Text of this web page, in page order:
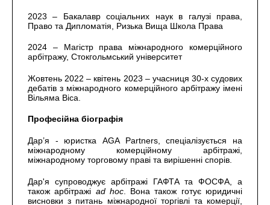
2023 – Бакалавр соціальних наук в галузі права,
Право та Дипломатія, Ризька Вища Школа Права
2024 – Магістр права міжнародного комерційного
арбітражу, Стокгольмський університет
Жовтень 2022 – квітень 2023 – учасниця 30-х судових
дебатів з міжнародного комерційного арбітражу імені
Вільяма Віса.
Професійна біографія
Дар’я - юристка AGA Partners, спеціалізується на
міжнародному комерційному арбітражі,
міжнародному торговому праві та вирішенні спорів.
Дар'я супроводжує арбітражі ГАФТА та ФОСФА, а
також арбітражі ad hoc. Вона також готує юридичні
висновки з питань міжнародної торгівлі та комерції,